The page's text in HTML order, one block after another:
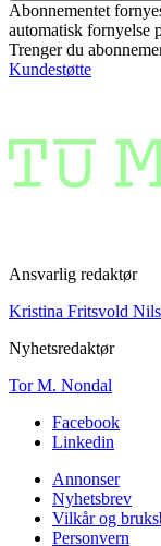
Abonnementet
automatisk fornyelse
Trenger du
Kundestøtte
Ansvarlig redaktør
Kristina Fritsvold
Nyhetsredaktør
Tor M. Nondal
Facebook
Linkedin
Annonser
Nyhetsbrev
Vilkår og
Personvern